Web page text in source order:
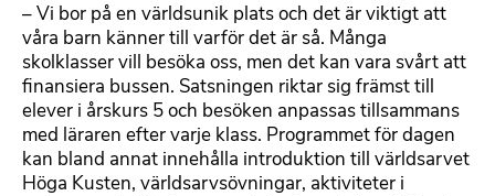
– Vi bor på en världsunik plats och det är viktigt att
våra barn känner till varför det är så. Många
skolklasser vill besöka oss, men det kan vara svårt att
finansiera bussen. Satsningen riktar sig främst till
elever i årskurs 5 och besöken anpassas tillsammans
med läraren efter varje klass. Programmet för dagen
kan bland annat innehålla introduktion till världsarvet
Höga Kusten, världsarvsövningar, aktiviteter i